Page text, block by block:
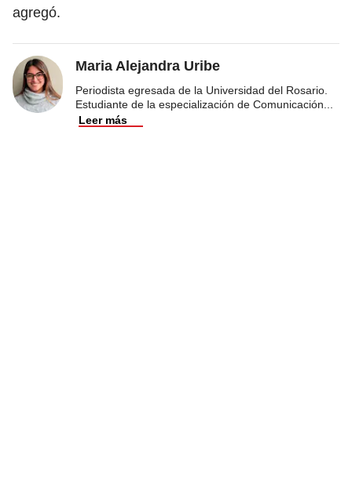
agregó.
Maria Alejandra Uribe
Periodista egresada de la Universidad del Rosario.
Estudiante de la especialización de Comunicación
Leer más